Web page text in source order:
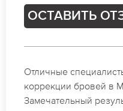
ОСТАВИТЬ
Спасибо огромное.
в Малоярославце. За